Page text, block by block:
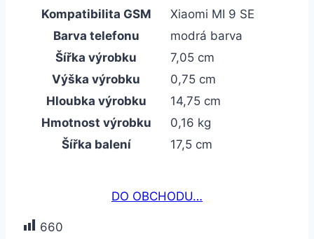
Kompatibilita GSM
Xiaomi MI 9 SE
Barva telefonu
modrá barva
Šířka výrobku
7,05 cm
Výška výrobku
0,75 cm
Hloubka výrobku
14,75 cm
Hmotnost výrobku
0,16 kg
Šířka balení
17,5 cm
DO OBCHODU…
660